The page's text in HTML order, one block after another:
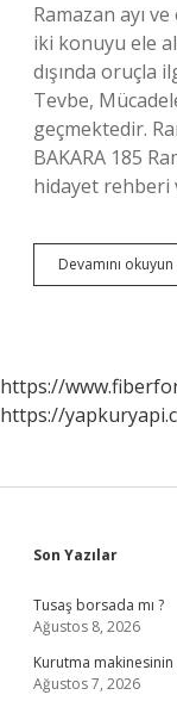
Ramazan ayı
iki konuyu ele
dışında oruçla
Tevbe,
geçmektedir.
BAKARA 185
hidayet rehberi
Devamını okuyun
https://
https://
Sidebar
Son Yazılar
Tusaş borsada mı ?
Ağustos 8, 2026
Kurutma makinesinin
Ağustos 7, 2026